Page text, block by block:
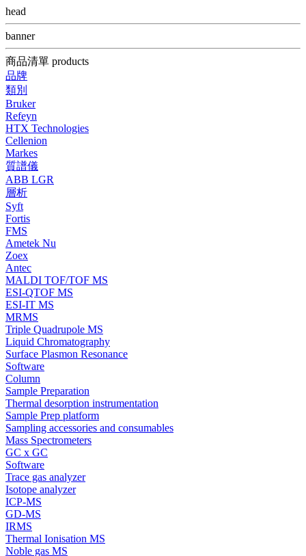
head
banner
商品清單 products
品牌
類別
Bruker
Refeyn
HTX Technologies
Cellenion
Markes
質譜儀
ABB LGR
層析
Syft
Fortis
FMS
Ametek Nu
Zoex
Antec
MALDI TOF/TOF MS
ESI-QTOF MS
ESI-IT MS
MRMS
Triple Quadrupole MS
Liquid Chromatography
Surface Plasmon Resonance
Software
Column
Sample Preparation
Thermal desorption instrumentation
Sample Prep platform
Sampling accessories and consumables
Mass Spectrometers
GC x GC
Software
Trace gas analyzer
Isotope analyzer
ICP-MS
GD-MS
IRMS
Thermal Ionisation MS
Noble gas MS